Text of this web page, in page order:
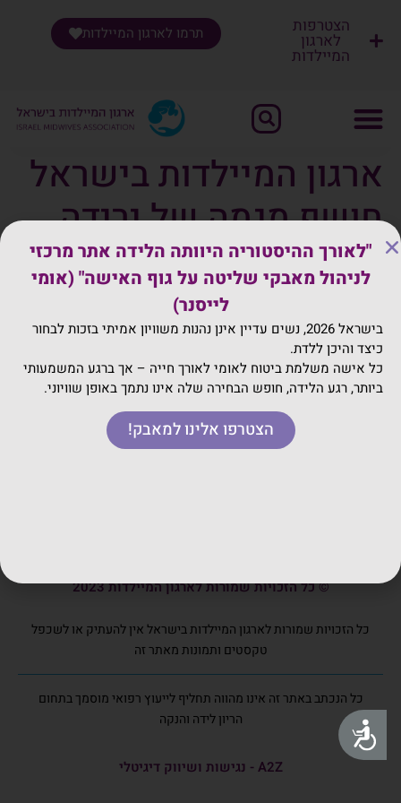
נגישות
בְּאֲתָר
מַעֲרֶכֶת
בִּקְלִיק"
הַמְּסַיַּעַת
לִנְגִישׁוּת
הָאֲתָר.
הצטרפות
לארגון
המיילדות
תרמו לארגון המיילדות
ארגון המיילדות בישראל
חושף מגמה של ירידה
בהנקה: "מטריד"
הלידה
© כל הזכויות שמורות לארגון המיילדות 2023
כל הזכויות שמורות לארגון המיילדות בישראל אין להעתיק או לשכפל
טקסטים ותמונות מאתר זה
כל הנכתב באתר זה אינו מהווה תחליף לייעוץ רפואי מוסמך בתחום
הריון לידה והנקה
A2Z - נגישות ושיווק דיגיטלי
"לאורך ההיסטוריה היוותה הלידה אתר מרכזי
לניהול מאבקי שליטה על גוף האישה" (אומי
לייסנר)
בישראל 2026, נשים עדיין אינן נהנות משוויון אמיתי בזכות לבחור
כיצד והיכן ללדת.
כל אישה משלמת ביטוח לאומי לאורך חייה – אך ברגע המשמעותי
ביותר, רגע הלידה, חופש הבחירה שלה אינו נתמך באופן שוויוני.
הצטרפו אלינו למאבק!